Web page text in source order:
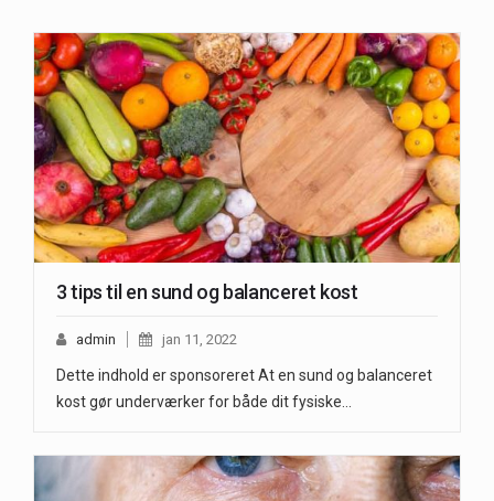
3 tips til en sund og balanceret kost
admin jan 11, 2022
Dette indhold er sponsoreret At en sund og balanceret
kost gør underværker for både dit fysiske…